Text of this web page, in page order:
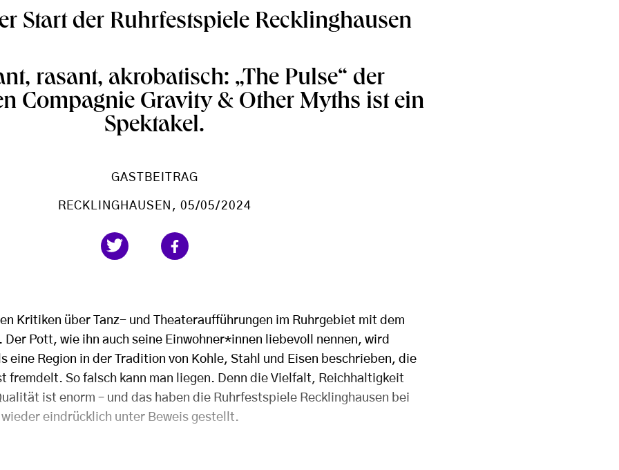
Start der Ruhrfestspiele Recklinghausen
rasant, akrobatisch: „The Pulse“ der
Compagnie Gravity & Other Myths ist ein
Spektakel.
GASTBEITRAG
RECKLINGHAUSEN , 05/05/2024
Kritiken über Tanz- und Theateraufführungen im Ruhrgebiet mit dem
Pott, wie ihn auch seine Einwohner*innen liebevoll nennen, wird
eine Region in der Tradition von Kohle, Stahl und Eisen beschrieben, die
fremdelt. So falsch kann man liegen. Denn die Vielfalt, Reichhaltigkeit
ist enorm – und das haben die Ruhrfestspiele Recklinghausen bei
eindrücklich unter Beweis gestellt.